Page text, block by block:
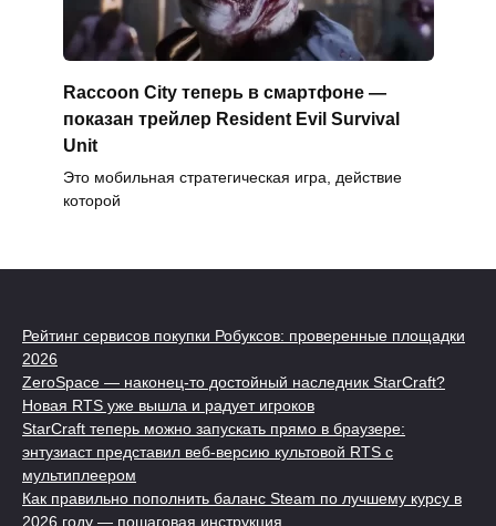
Raccoon City теперь в смартфоне —
показан трейлер Resident Evil Survival
Unit
Это мобильная стратегическая игра, действие
которой
Рейтинг сервисов покупки Робуксов: проверенные площадки
2026
ZeroSpace — наконец-то достойный наследник StarCraft?
Новая RTS уже вышла и радует игроков
StarCraft теперь можно запускать прямо в браузере:
энтузиаст представил веб-версию культовой RTS с
мультиплеером
Как правильно пополнить баланс Steam по лучшему курсу в
2026 году — пошаговая инструкция